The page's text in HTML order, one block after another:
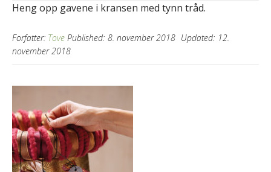
Heng opp gavene i kransen med tynn tråd.
Forfatter: Tove Published: 8. november 2018 Updated: 12.
november 2018